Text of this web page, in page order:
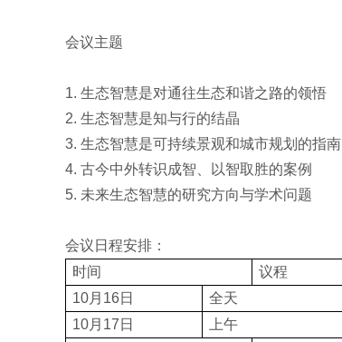
会议主题
1. 生态智慧是对通往生态和谐之路的领悟
2. 生态智慧是知与行的结晶
3. 生态智慧是可持续景观和城市规划的指南
4. 古今中外转识成智、以智取胜的案例
5. 未来生态智慧的研究方向与学术问题
会议日程安排：
时间
议程
10月16日
全天
10月17日
上午